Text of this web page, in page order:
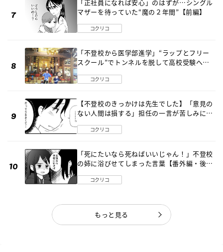
「正社員になれば安心」のはずが…シングル
マザーを待っていた“魔の２年間”【前編】
コクリコ
「不登校から医学部進学」“ラップとフリー
スクール”でトンネルを脱して高校受験へ
コクリコ
【不登校のきっかけは先生でした】「意見の
ない人間は損する」担任の一言が苦しみに…
コクリコ
「死にたいなら死ねばいいじゃん！」不登校
の姉に浴びせてしまった言葉【番外編・後
コクリコ
もっと見る